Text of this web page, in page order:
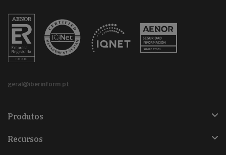
geral@iberinform.pt
Produtos
Recursos